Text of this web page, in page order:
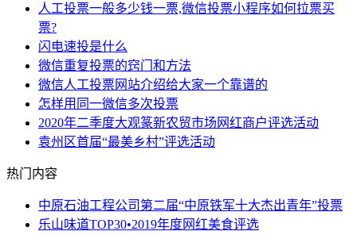
人工投票一般多少钱一票,微信投票小程序如何拉票买
票?
闪电速投是什么
微信重复投票的窍门和方法
微信人工投票网站介绍给大家一个靠谱的
怎样用同一微信多次投票
2020年二季度大观篆新农贸市场网红商户评选活动
袁州区首届“最美乡村”评选活动
热门内容
中原石油工程公司第二届“中原铁军十大杰出青年”投票
乐山味道TOP30•2019年度网红美食评选